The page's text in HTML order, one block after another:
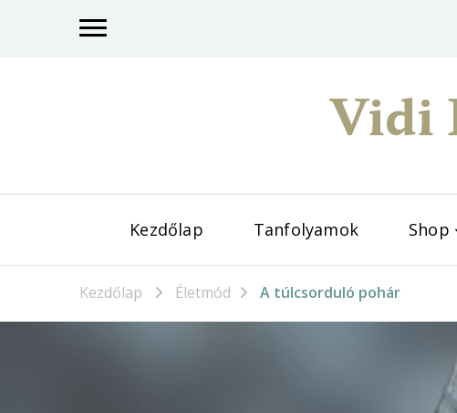
Vidi
Kezdőlap Tanfolyamok Shop
Kezdőlap Életmód A túlcsorduló pohár